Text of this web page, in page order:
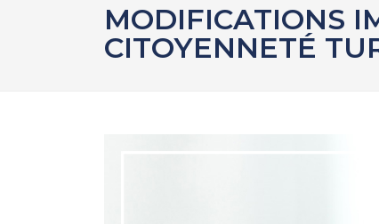
MODIFICATIONS
CITOYENNETÉ